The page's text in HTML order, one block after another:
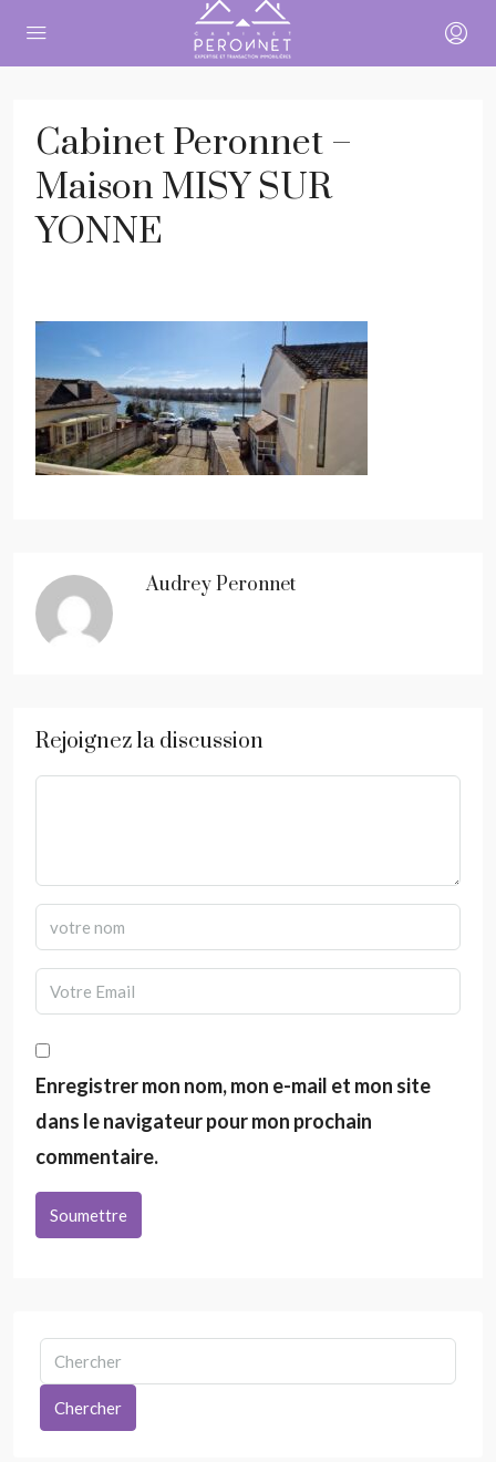
Cabinet Peronnet –
Maison MISY SUR
YONNE
Audrey Peronnet
Rejoignez la discussion
Enregistrer mon nom, mon e-mail et mon site
dans le navigateur pour mon prochain
commentaire.
Soumettre
Chercher